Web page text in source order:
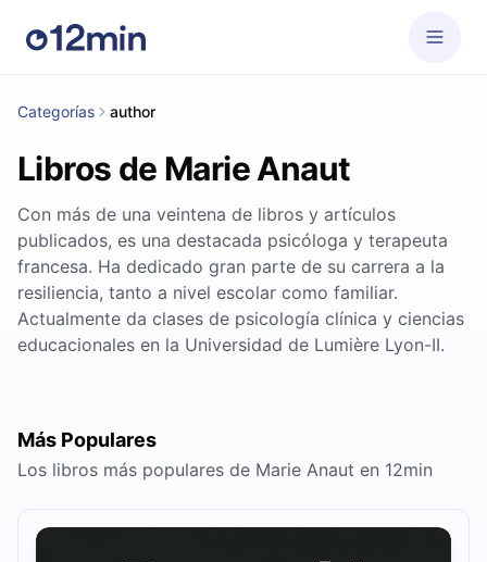
Categorías author
Libros de Marie Anaut
Con más de una veintena de libros y artículos
publicados, es una destacada psicóloga y terapeuta
francesa. Ha dedicado gran parte de su carrera a la
resiliencia, tanto a nivel escolar como familiar.
Actualmente da clases de psicología clínica y ciencias
educacionales en la Universidad de Lumière Lyon-II.
Más Populares
Los libros más populares de Marie Anaut en 12min